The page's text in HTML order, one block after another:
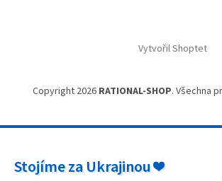
Vytvořil Shoptet
Copyright 2026 RATIONAL-SHOP. Všechna
Stojíme za Ukrajinou ❤️